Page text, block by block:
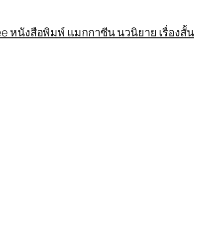
หนังสือพิมพ์ แมกกาซีน นวนิยาย เรื่องสั้น